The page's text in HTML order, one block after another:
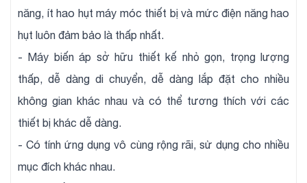
năng, ít hao hụt máy móc thiết bị và mức điện năng hao
hụt luôn đảm bảo là thấp nhất.
- Máy biến áp sở hữu thiết kế nhỏ gọn, trọng lượng
thấp, dễ dàng di chuyển, dễ dàng lắp đặt cho nhiều
không gian khác nhau và có thể tương thích với các
thiết bị khác dễ dàng.
- Có tính ứng dụng vô cùng rộng rãi, sử dụng cho nhiều
mục đích khác nhau.